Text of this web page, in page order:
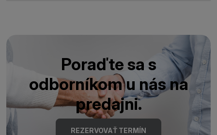
Poraďte sa s
odborníkom u nás na
predajni.
REZERVOVAŤ TERMÍN